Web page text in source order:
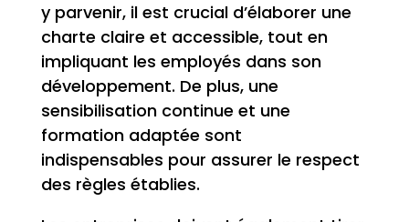
y parvenir, il est crucial d’élaborer une
charte claire et accessible, tout en
impliquant les employés dans son
développement. De plus, une
sensibilisation continue et une
formation adaptée sont
indispensables pour assurer le respect
des règles établies.